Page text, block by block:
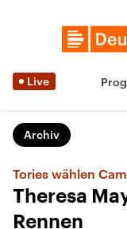
Live
Archiv
Tories wählen
Theresa
Rennen